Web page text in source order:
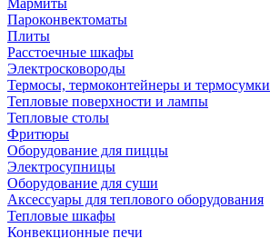
Мармиты
Пароконвектоматы
Плиты
Расстоечные шкафы
Электросковороды
Термосы, термоконтейнеры и термосумки
Тепловые поверхности и лампы
Тепловые столы
Фритюры
Оборудование для пиццы
Электросупницы
Оборудование для суши
Аксессуары для теплового оборудования
Тепловые шкафы
Конвекционные печи